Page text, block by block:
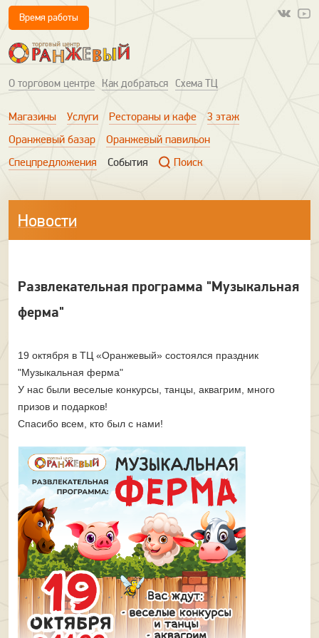
О торговом центре Как добраться Схема ТЦ
Время работы
Магазины Услуги Рестораны и кафе
3 этаж
Оранжевый базар
Оранжевый павильон
Спецпредложения
События Поиск
Новости
Развлекательная программа "Музыкальная
ферма"
19 октября в ТЦ «Оранжевый» состоялся праздник
"Музыкальная ферма"
У нас были веселые конкурсы, танцы, аквагрим, много
призов и подарков!
Спасибо всем, кто был с нами!